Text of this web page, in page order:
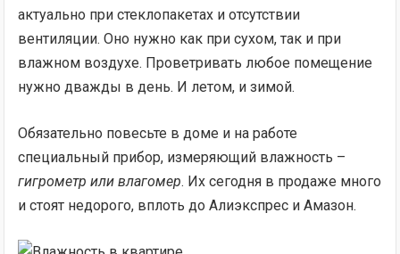
актуально при стеклопакетах и отсутствии
вентиляции. Оно нужно как при сухом, так и при
влажном воздухе. Проветривать любое помещение
нужно дважды в день. И летом, и зимой.
Обязательно повесьте в доме и на работе
специальный прибор, измеряющий влажность –
гигрометр или влагомер. Их сегодня в продаже много
и стоят недорого, вплоть до Алиэкспрес и Амазон.